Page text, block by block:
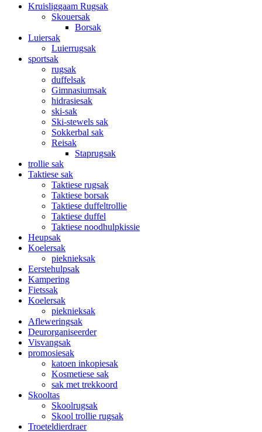
Kruisliggaam Rugsak
Skouersak
Borsak
Luiersak
Luierrugsak
sportsak
rugsak
duffelsak
Gimnasiumsak
hidrasiesak
ski-sak
Ski-stewels sak
Sokkerbal sak
Reisak
Staprugsak
trollie sak
Taktiese sak
Taktiese rugsak
Taktiese borsak
Taktiese duffeltrollie
Taktiese duffel
Taktiese noodhulpkissie
Heupsak
Koelersak
pieknieksak
Eerstehulpsak
Kampering
Fietssak
Koelersak
pieknieksak
Afleweringsak
Deurorganiseerder
Visvangsak
promosiesak
katoen inkopiesak
Kosmetiese sak
sak met trekkoord
Skooltas
Skoolrugsak
Skool trollie rugsak
Troeteldierdraer